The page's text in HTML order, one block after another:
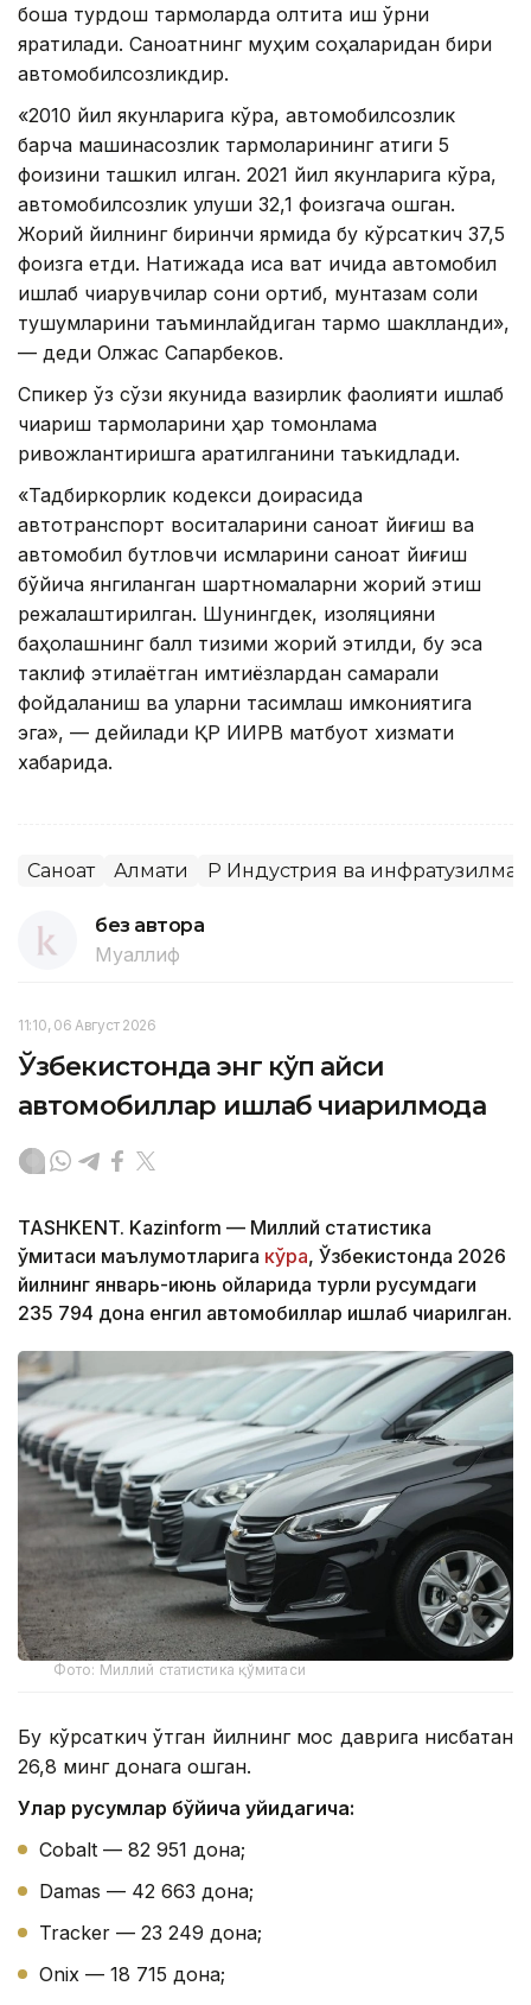
бошқа турдош тармоқларда олтита иш ўрни
яратилади. Саноатнинг муҳим соҳаларидан бири
автомобилсозликдир.
«2010 йил якунларига кўра, автомобилсозлик
барча машинасозлик тармоқларининг атиги 5
фоизини ташкил қилган. 2021 йил якунларига кўра,
автомобилсозлик улуши 32,1 фоизгача ошган.
Жорий йилнинг биринчи ярмида бу кўрсаткич 37,5
фоизга етди. Натижада қисқа вақт ичида автомобил
ишлаб чиқарувчилар сони ортиб, мунтазам солиқ
тушумларини таъминлайдиган тармоқ шаклланди»,
— деди Олжас Сапарбеков.
Спикер ўз сўзи якунида вазирлик фаолияти ишлаб
чиқариш тармоқларини ҳар томонлама
ривожлантиришга қаратилганини таъкидлади.
«Тадбиркорлик кодекси доирасида
автотранспорт воситаларини саноат йиғиш ва
автомобил бутловчи қисмларини саноат йиғиш
бўйича янгиланган шартномаларни жорий этиш
режалаштирилган. Шунингдек, изоляцияни
баҳолашнинг балл тизими жорий этилди, бу эса
таклиф этилаётган имтиёзлардан самарали
фойдаланиш ва уларни тақсимлаш имкониятига
эга», — дейилади ҚР ИИРВ матбуот хизмати
хабарида.
Саноат Алмати ҚР Индустрия ва
без автора
Муаллиф
11:10, 06 Август 2026
Ўзбекистонда энг кўп қайси
автомобиллар ишлаб чиқарилмоқда
TASHKENT. Kazinform — Миллий статистика
қўмитаси маълумотларига кўра, Ўзбекистонда 2026
йилнинг январь-июнь ойларида турли русумдаги
235 794 дона енгил автомобиллар ишлаб чиқарилган.
Фото: Миллий статистика қўмитаси
Бу кўрсаткич ўтган йилнинг мос даврига нисбатан
26,8 минг донага ошган.
Улар русумлар бўйича қуйидагича:
Cobalt — 82 951 дона;
Damas — 42 663 дона;
Tracker — 23 249 дона;
Onix — 18 715 дона;